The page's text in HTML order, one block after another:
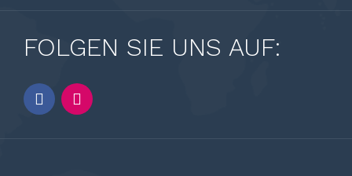
FOLGEN SIE UNS AUF: